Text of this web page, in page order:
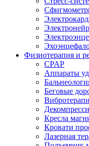
Физиотерапия и
CPAP
Аппараты
Беговые
Кресла
Кровати
Лазерная